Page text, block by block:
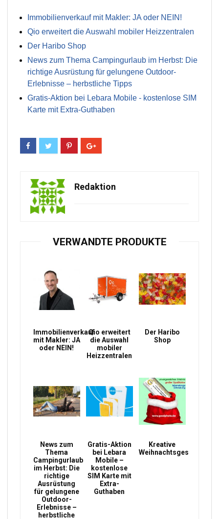
Immobilienverkauf mit Makler: JA oder NEIN!
Qio erweitert die Auswahl mobiler Heizzentralen
Der Haribo Shop
News zum Thema Campingurlaub im Herbst: Die
richtige Ausrüstung für gelungene Outdoor-
Erlebnisse – herbstliche Tipps
Gratis-Aktion bei Lebara Mobile - kostenlose SIM
Karte mit Extra-Guthaben
Redaktion
VERWANDTE PRODUKTE
Immobilienverkauf
mit Makler: JA
oder NEIN!
Qio erweitert
die Auswahl
mobiler
Heizzentralen
Der Haribo
Shop
News zum
Thema
Campingurlaub
im Herbst: Die
richtige
Ausrüstung
für gelungene
Outdoor-
Erlebnisse –
herbstliche
Gratis-Aktion
bei Lebara
Mobile –
kostenlose
SIM Karte mit
Extra-
Guthaben
Kreative
Weihnachtsgeschenke